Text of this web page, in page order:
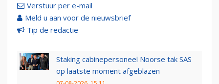
Verstuur per e-mail
Meld u aan voor de nieuwsbrief
Tip de redactie
Staking cabinepersoneel Noorse tak SAS
op laatste moment afgeblazen